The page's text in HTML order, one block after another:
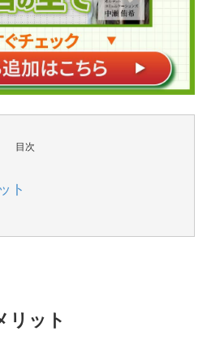
目次
ト
リット